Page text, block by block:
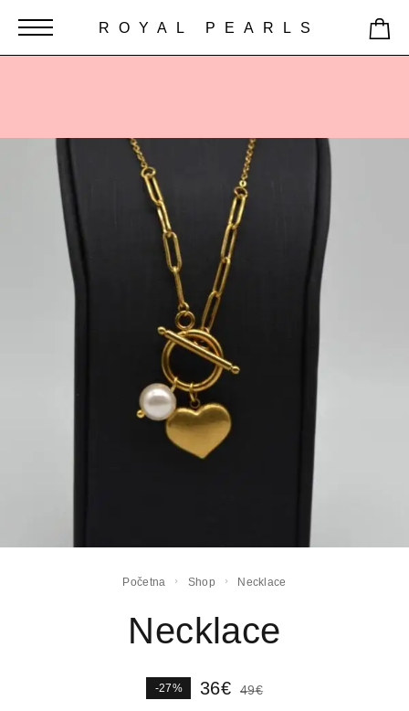
ROYAL PEARLS
Početna Shop Necklace
Necklace
-27% 49€
36€